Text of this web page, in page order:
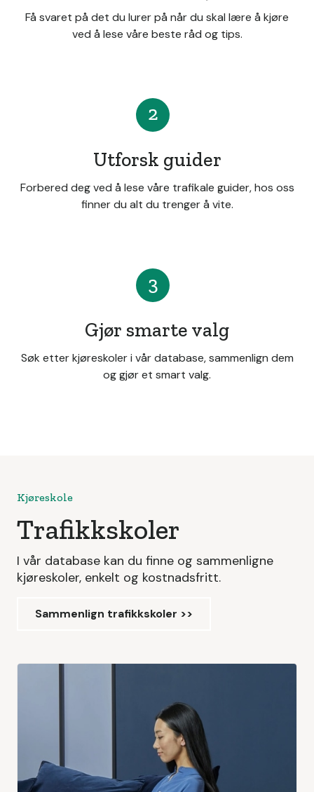
Få svaret på det du lurer på når du skal lære å kjøre
ved å lese våre beste råd og tips.
2
Utforsk guider
Forbered deg ved å lese våre trafikale guider, hos oss
finner du alt du trenger å vite.
3
Gjør smarte valg
Søk etter kjøreskoler i vår database, sammenlign dem
og gjør et smart valg.
Kjøreskole
Trafikkskoler
I vår database kan du finne og sammenligne
kjøreskoler, enkelt og kostnadsfritt.
Sammenlign trafikkskoler >>